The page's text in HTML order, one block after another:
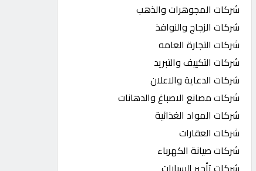
الدليل
القطري
POWERED
QHOST
شركات المجوهرات والذهب
شركات الزجاج والنوافذ
شركات التجارة العامه
شركات التكييف والتبريد
شركات الدعاية والاعلان
شركات مصانع الاصباغ والدهانات
شركات المواد الغذائية
شركات العقارات
شركات صيانة الكهرباء